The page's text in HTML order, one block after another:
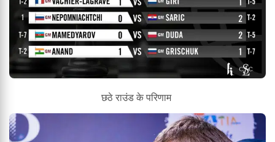
छठे राउंड के परिणाम